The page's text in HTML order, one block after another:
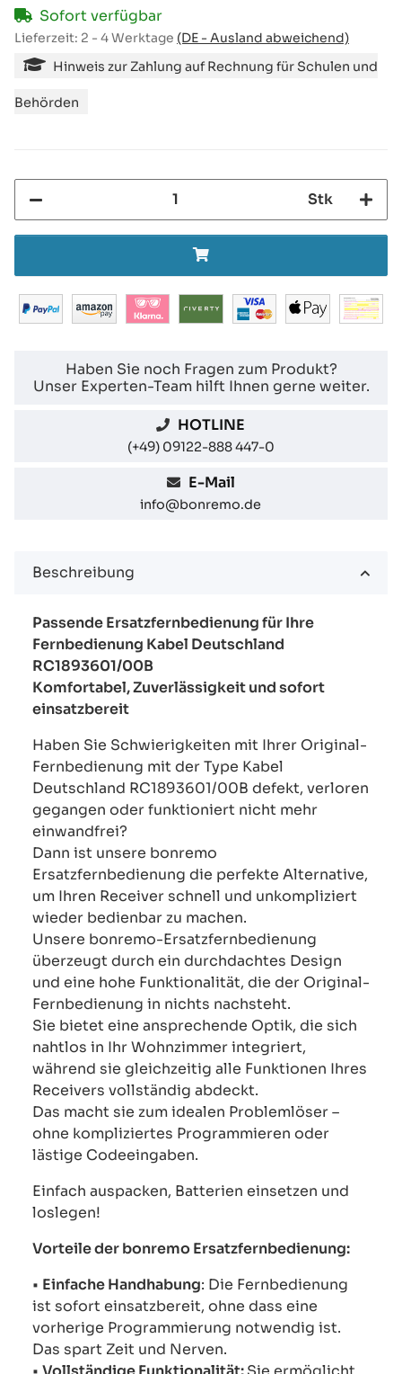
Sofort verfügbar
Lieferzeit: 2 - 4 Werktage (DE - Ausland abweichend)
Hinweis zur Zahlung auf Rechnung für Schulen und
Behörden
Stk
Haben Sie noch Fragen zum Produkt?
Unser Experten-Team hilft Ihnen gerne weiter.
HOTLINE
(+49) 09122-888 447-0
E-Mail
info@bonremo.de
Beschreibung
Passende Ersatzfernbedienung für Ihre
Fernbedienung Kabel Deutschland
RC1893601/00B
Komfortabel, Zuverlässigkeit und sofort
einsatzbereit
Haben Sie Schwierigkeiten mit Ihrer Original-
Fernbedienung mit der Type Kabel
Deutschland RC1893601/00B defekt, verloren
gegangen oder funktioniert nicht mehr
einwandfrei?
Dann ist unsere bonremo
Ersatzfernbedienung die perfekte Alternative,
um Ihren Receiver schnell und unkompliziert
wieder bedienbar zu machen.
Unsere bonremo-Ersatzfernbedienung
überzeugt durch ein durchdachtes Design
und eine hohe Funktionalität, die der Original-
Fernbedienung in nichts nachsteht.
Sie bietet eine ansprechende Optik, die sich
nahtlos in Ihr Wohnzimmer integriert,
während sie gleichzeitig alle Funktionen Ihres
Receivers vollständig abdeckt.
Das macht sie zum idealen Problemlöser –
ohne kompliziertes Programmieren oder
lästige Codeeingaben.
Einfach auspacken, Batterien einsetzen und
loslegen!
Vorteile der bonremo Ersatzfernbedienung:
• Einfache Handhabung: Die Fernbedienung
ist sofort einsatzbereit, ohne dass eine
vorherige Programmierung notwendig ist.
Das spart Zeit und Nerven.